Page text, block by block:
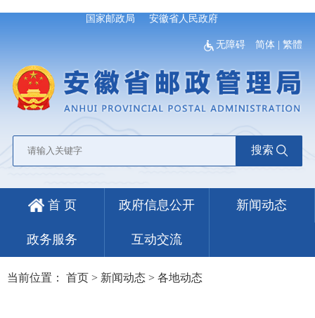
国家邮政局 安徽省人民政府
无障碍 简体 |繁體
搜索
首 页 政府信息公开 新闻动态
政务服务 互动交流
当前位置： 首页 > 新闻动态 > 各地动态